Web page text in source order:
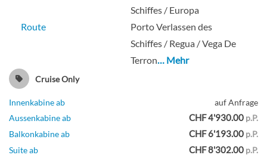
Schiffes / Europa
Route
Porto Verlassen des
Schiffes / Regua / Vega De
Terron… Mehr
Cruise Only
Innenkabine ab
auf Anfrage
Aussenkabine ab
CHF 4'930.00 p.P.
Balkonkabine ab
CHF 6'193.00 p.P.
Suite ab
CHF 8'302.00 p.P.